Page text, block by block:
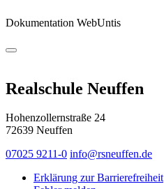
Dokumentation WebUntis
Realschule Neuffen
Hohenzollernstraße 24
72639 Neuffen
07025 9211-0 info@rsneuffen.de
Erklärung zur Barrierefreiheit